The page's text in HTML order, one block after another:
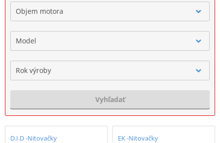
Objem motora
Model
Rok výroby
Vyhľadať
D.I.D -Nitovačky EK -Nitovačky